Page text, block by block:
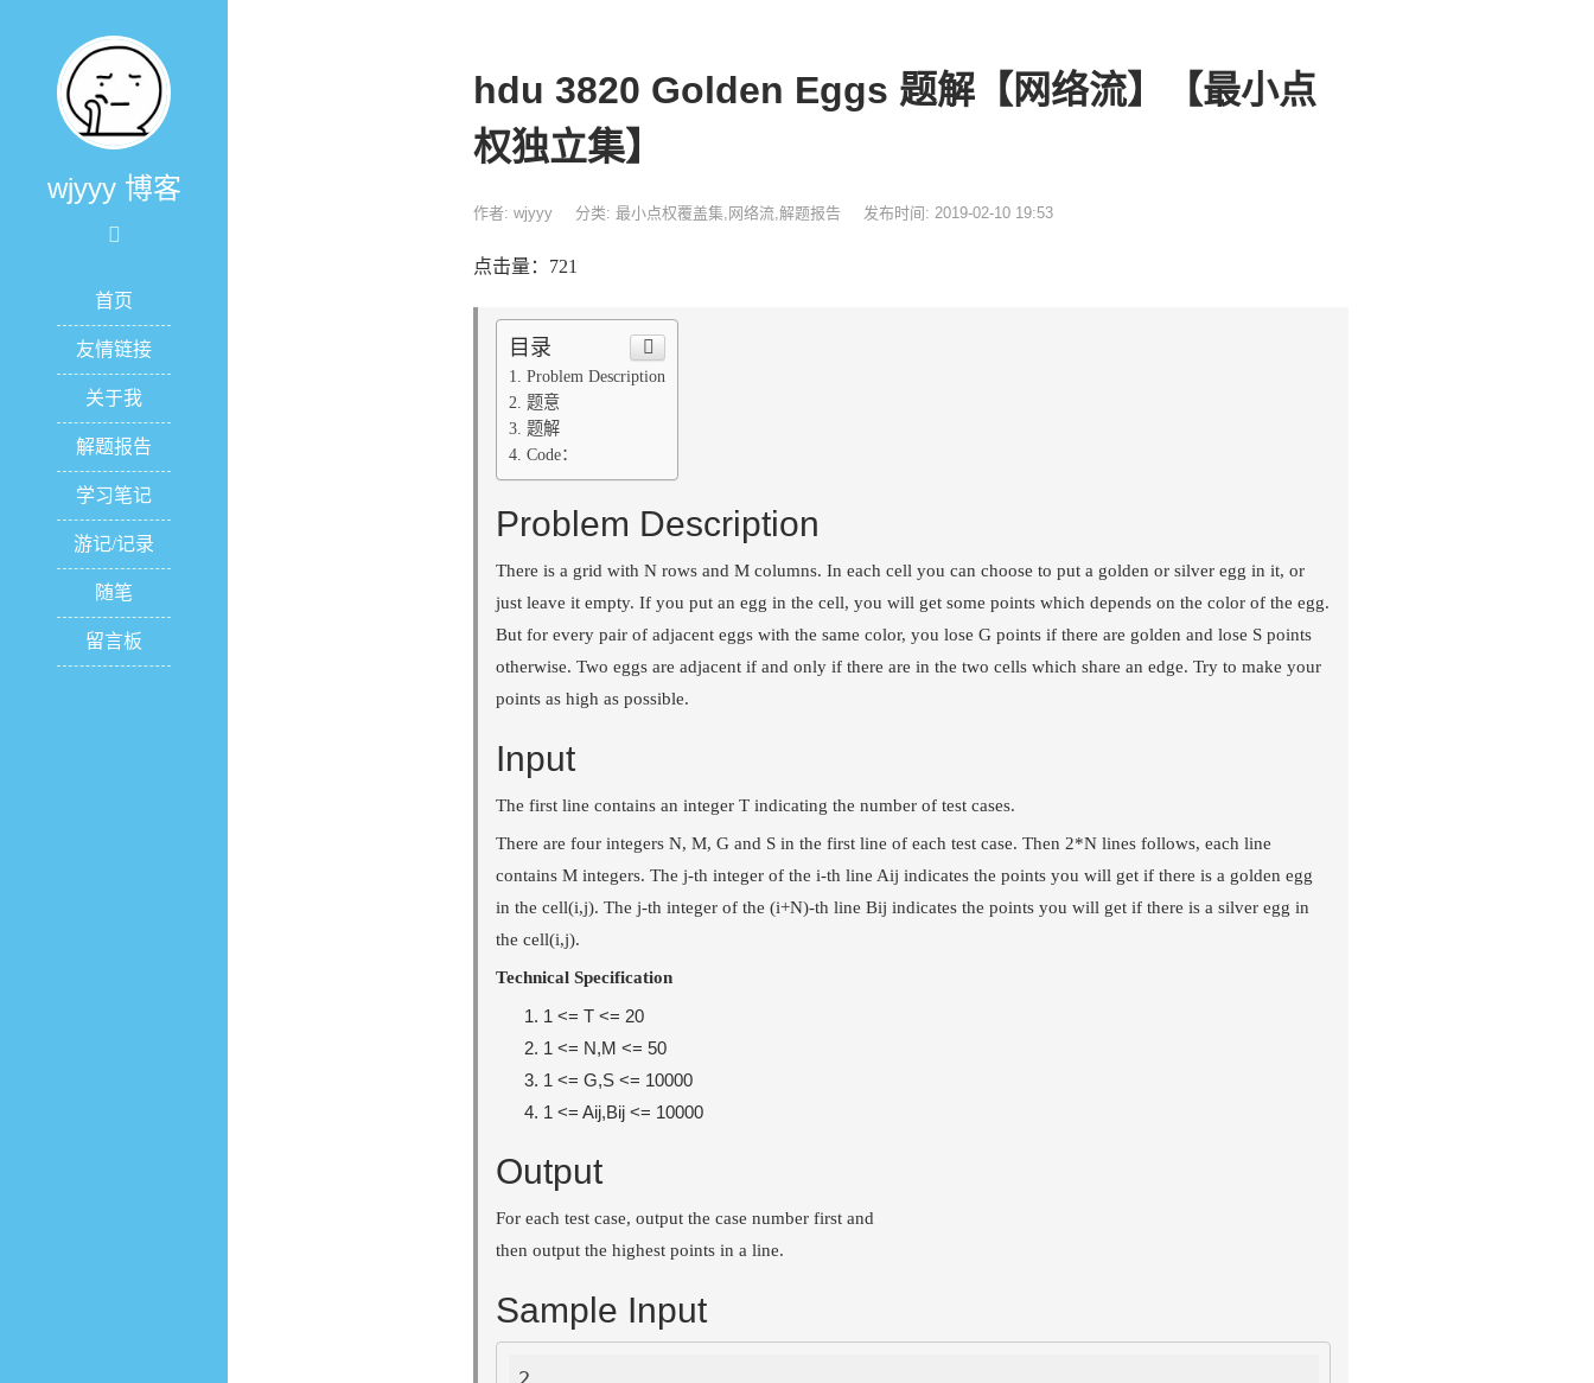
wjyyy 博客
首页
友情链接
关于我
解题报告
学习笔记
游记/记录
随笔
留言板
hdu 3820 Golden Eggs 题解【网络流】【最小点
权独立集】
作者: wjyyy 分类: 最小点权覆盖集, 网络流,解题报告 发布时间: 2019-02-10 19:53
点击量：721
目录
Problem Description
题意
题解
Code：
Problem Description
There is a grid with N rows and M columns. In each cell you can choose to put a golden or silver egg in it, or
just leave it empty. If you put an egg in the cell, you will get some points which depends on the color of the egg.
But for every pair of adjacent eggs with the same color, you lose G points if there are golden and lose S points
otherwise. Two eggs are adjacent if and only if there are in the two cells which share an edge. Try to make your
points as high as possible.
Input
The first line contains an integer T indicating the number of test cases.
There are four integers N, M, G and S in the first line of each test case. Then 2*N lines follows, each line
contains M integers. The j-th integer of the i-th line Aij indicates the points you will get if there is a golden egg
in the cell(i,j). The j-th integer of the (i+N)-th line Bij indicates the points you will get if there is a silver egg in
the cell(i,j).
Technical Specification
1 <= T <= 20
1 <= N,M <= 50
1 <= G,S <= 10000
1 <= Aij,Bij <= 10000
Output
For each test case, output the case number first and
then output the highest points in a line.
Sample Input